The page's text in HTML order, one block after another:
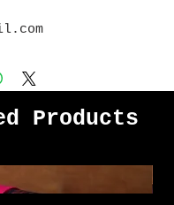
Products